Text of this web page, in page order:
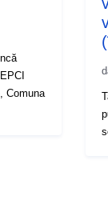
Comuna